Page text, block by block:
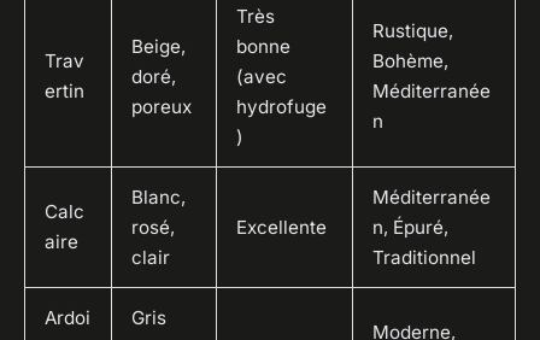
Trav
ertin
Beige,
doré,
poreux
Très
bonne
(avec
hydrofuge
)
Rustique,
Bohème,
Méditerranée
n
Calc
aire
Blanc,
rosé,
clair
Excellente
Méditerranée
n, Épuré,
Traditionnel
Ardoi
Gris
Moderne,